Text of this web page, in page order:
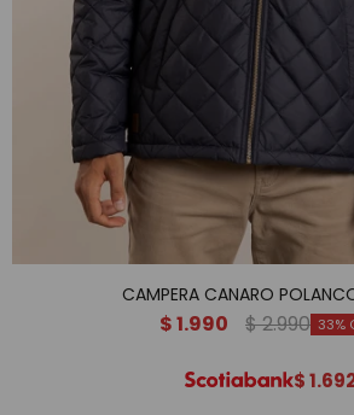
CAMPERA CANARO
$1.990 $2.990 33
$